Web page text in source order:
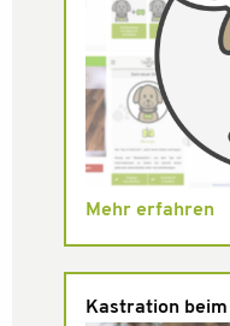
Mehr erfahren
Kastration beim